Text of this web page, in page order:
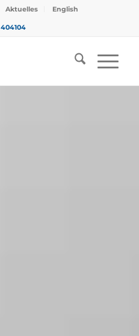
Aktuelles English
404104